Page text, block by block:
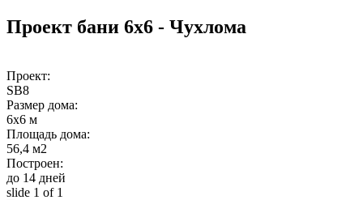
Проект бани 6х6 - Чухлома
Проект:
SB8
Размер дома:
6х6 м
Площадь дома:
56,4 м2
Построен:
до 14 дней
slide 1 of 1